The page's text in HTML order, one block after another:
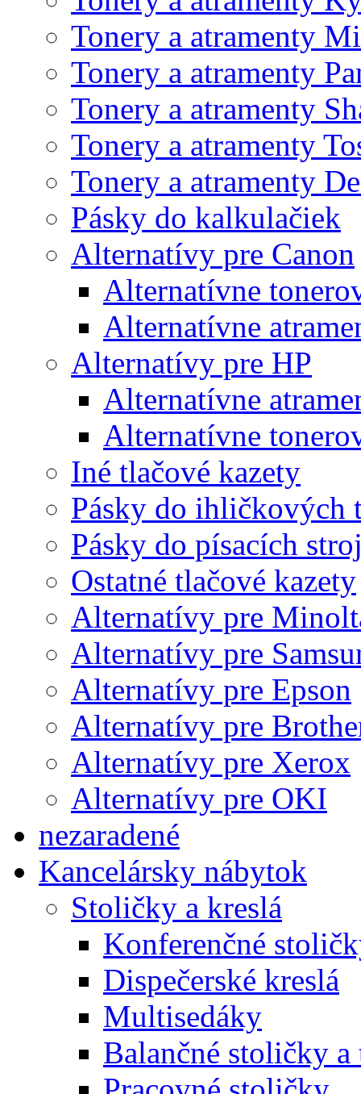
Tonery a atramenty
Tonery a atramenty
Tonery a atramenty
Tonery a atramenty
Tonery a atramenty
Pásky do kalkulačiek
Alternatívy pre Canon
Alternatívne
Alternatívne
Alternatívy pre HP
Alternatívne
Alternatívne
Iné tlačové kazety
Pásky do ihličkových
Pásky do písacích
Ostatné tlačové kazety
Alternatívy pre
Alternatívy pre
Alternatívy pre Epson
Alternatívy pre
Alternatívy pre Xerox
Alternatívy pre OKI
nezaradené
Kancelársky nábytok
Stoličky a kreslá
Konferenčné
Dispečerské kreslá
Multisedáky
Balančné stoličky a